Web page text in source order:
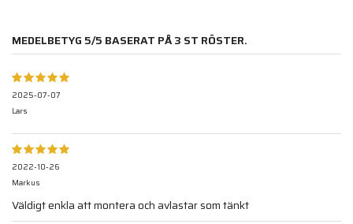
MEDELBETYG 5/5 BASERAT PÅ3 ST RÖSTER.
2025-07-07
Lars
2022-10-26
Markus
Väldigt enkla att montera och avlastar som tänkt